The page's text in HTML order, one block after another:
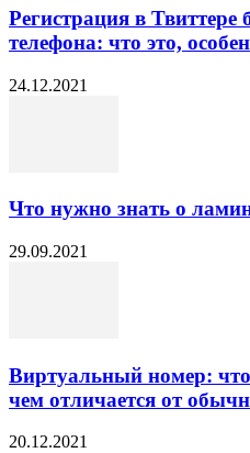
Регистрация в Твиттере
телефона: что это,
24.12.2021
Что нужно знать о
29.09.2021
Виртуальный номер: что
чем отличается от
20.12.2021